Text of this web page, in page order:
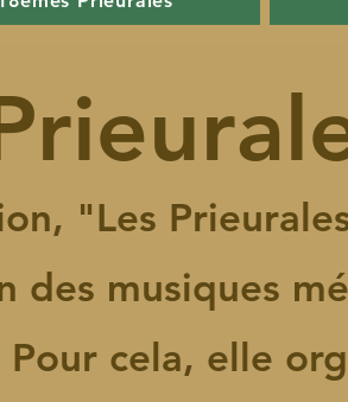
"Les
des musiques
cela, elle